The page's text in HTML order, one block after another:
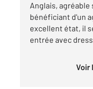
Anglais, agréable
bénéficiant d'un
excellent état, il
entrée avec